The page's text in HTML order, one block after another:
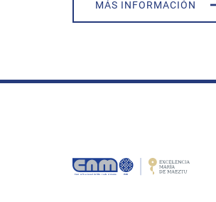
MÁS INFORMACIÓN